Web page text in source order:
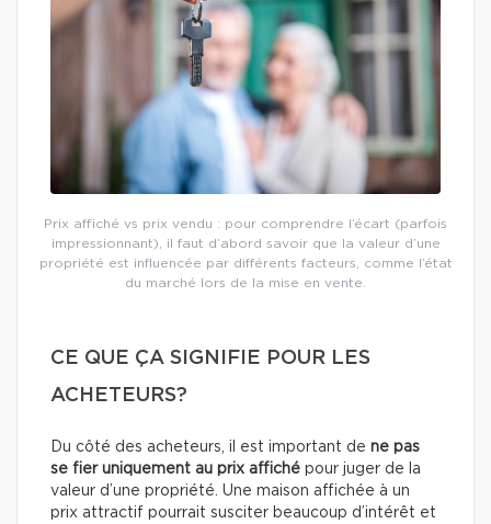
Prix affiché vs prix vendu : pour comprendre l’écart (parfois
impressionnant), il faut d’abord savoir que la valeur d’une
propriété est influencée par différents facteurs, comme l’état
du marché lors de la mise en vente.
CE QUE ÇA SIGNIFIE POUR LES
ACHETEURS?
Du côté des acheteurs, il est important de ne pas
se fier uniquement au prix affiché pour juger de la
valeur d’une propriété. Une maison affichée à un
prix attractif pourrait susciter beaucoup d’intérêt et